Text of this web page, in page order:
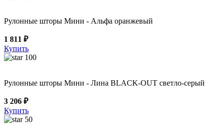
Рулонные шторы Мини - Альфа оранжевый
1 811 ₽
Купить
100
Рулонные шторы Мини - Лина BLACK-OUT светло-серый
3 206 ₽
Купить
50